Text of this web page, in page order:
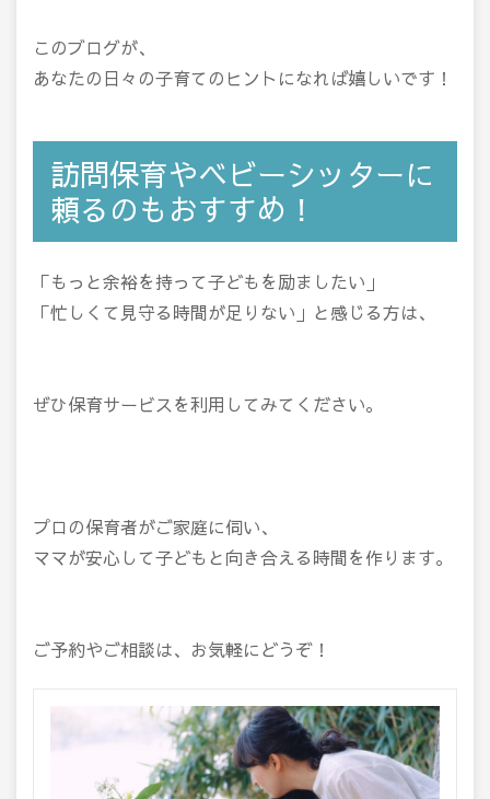
このブログが、
あなたの日々の子育てのヒントになれば嬉しいです！
訪問保育やベビーシッターに
頼るのもおすすめ！
「もっと余裕を持って子どもを励ましたい」
「忙しくて見守る時間が足りない」と感じる方は、
ぜひ保育サービスを利用してみてください。
プロの保育者がご家庭に伺い、
ママが安心して子どもと向き合える時間を作ります。
ご予約やご相談は、お気軽にどうぞ！